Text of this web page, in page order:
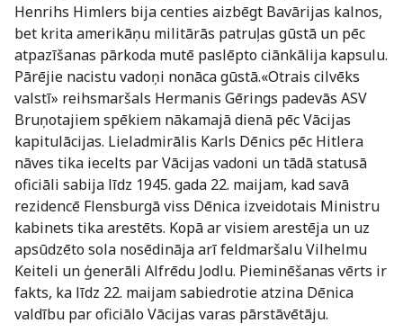
Henrihs Himlers bija centies aizbēgt Bavārijas kalnos,
bet krita amerikāņu militārās patruļas gūstā un pēc
atpazīšanas pārkoda mutē paslēpto ciānkālija kapsulu.
Pārējie nacistu vadoņi nonāca gūstā.«Otrais cilvēks
valstī» reihsmaršals Hermanis Gērings padevās ASV
Bruņotajiem spēkiem nākamajā dienā pēc Vācijas
kapitulācijas. Lieladmirālis Karls Dēnics pēc Hitlera
nāves tika iecelts par Vācijas vadoni un tādā statusā
oficiāli sabija līdz 1945. gada 22. maijam, kad savā
rezidencē Flensburgā viss Dēnica izveidotais Ministru
kabinets tika arestēts. Kopā ar visiem arestēja un uz
apsūdzēto sola nosēdināja arī feldmaršalu Vilhelmu
Keiteli un ģenerāli Alfrēdu Jodlu. Pieminēšanas vērts ir
fakts, ka līdz 22. maijam sabiedrotie atzina Dēnica
valdību par oficiālo Vācijas varas pārstāvētāju.